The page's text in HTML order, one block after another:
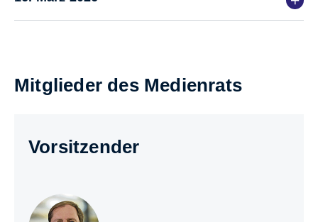
Mitglieder des Medienrats
Vorsitzender